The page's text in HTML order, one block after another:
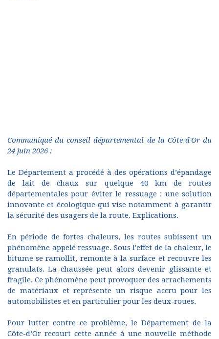
Communiqué du conseil départemental de la Côte-d'Or du
24 juin 2026 :
Le Département a procédé à des opérations d’épandage
de lait de chaux sur quelque 40 km de routes
départementales pour éviter le ressuage : une solution
innovante et écologique qui vise notamment à garantir
la sécurité des usagers de la route. Explications.
En période de fortes chaleurs, les routes subissent un
phénomène appelé ressuage. Sous l'effet de la chaleur, le
bitume se ramollit, remonte à la surface et recouvre les
granulats. La chaussée peut alors devenir glissante et
fragile. Ce phénomène peut provoquer des arrachements
de matériaux et représente un risque accru pour les
automobilistes et en particulier pour les deux-roues.
Pour lutter contre ce problème, le Département de la
Côte-d’Or recourt cette année à une nouvelle méthode